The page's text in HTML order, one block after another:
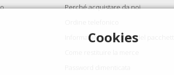
Perché acquistare da noi
Informazioni sullo stato del pacchetto
Cookies